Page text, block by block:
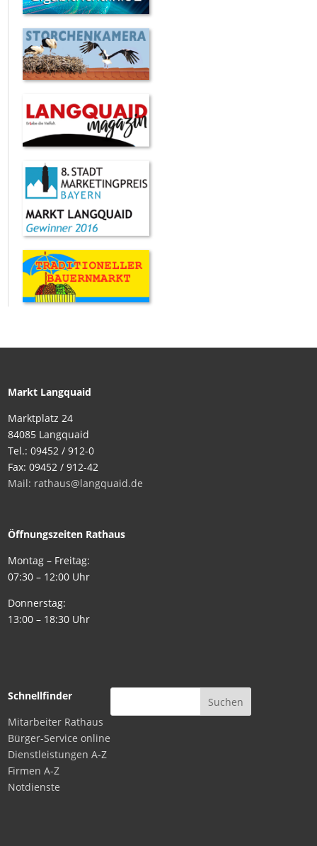
Markt Langquaid
Marktplatz 24
84085 Langquaid
Tel.: 09452 / 912-0
Fax: 09452 / 912-42
Mail: rathaus@langquaid.de
Öffnungszeiten Rathaus
Montag – Freitag:
07:30 – 12:00 Uhr
Donnerstag:
13:00 – 18:30 Uhr
Schnellfinder
Mitarbeiter Rathaus
Bürger-Service online
Dienstleistungen A-Z
Firmen A-Z
Notdienste